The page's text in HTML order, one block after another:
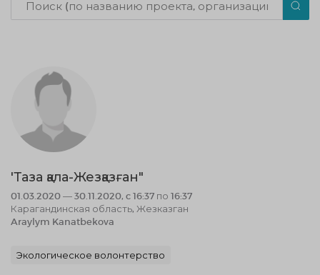
'Таза қала-Жезқазған"
01.03.2020 — 30.11.2020, c 16:37 по 16:37
Карагандинская область, Жезказган
Araylym Kanatbekova
Экологическое волонтерство